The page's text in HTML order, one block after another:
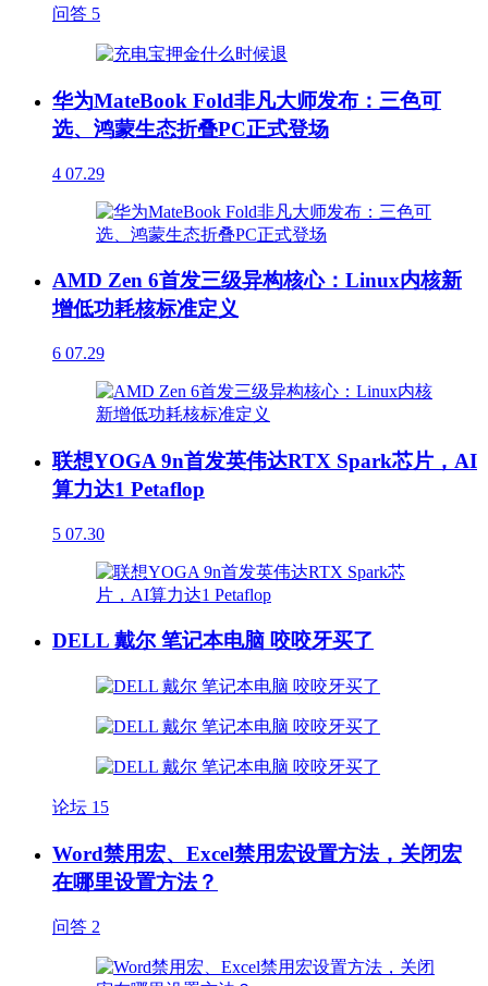
问答 5
华为MateBook Fold非凡大师发布：三色可
选、鸿蒙生态折叠PC正式登场
4 07.29
AMD Zen 6首发三级异构核心：Linux内核新
增低功耗核标准定义
6 07.29
联想YOGA 9n首发英伟达RTX Spark芯片，AI
算力达1 Petaflop
5 07.30
DELL 戴尔 笔记本电脑 咬咬牙买了
论坛 15
Word禁用宏、Excel禁用宏设置方法，关闭宏
在哪里设置方法？
问答 2